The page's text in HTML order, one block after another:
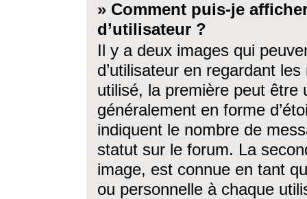
» Comment puis-je
d’utilisateur ?
Il y a deux images qui
d’utilisateur en regardant
utilisé, la première peut être
généralement en forme
indiquent le nombre de
statut sur le forum. La
image, est connue en tant
ou personnelle à chaque